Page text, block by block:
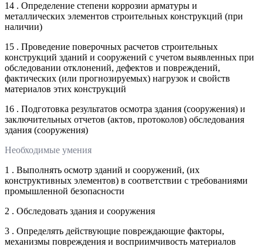
14 . Определение степени коррозии арматуры и
металлических элементов строительных конструкций (при
наличии)
15 . Проведение поверочных расчетов строительных
конструкций зданий и сооружений с учетом выявленных при
обследовании отклонений, дефектов и повреждений,
фактических (или прогнозируемых) нагрузок и свойств
материалов этих конструкций
16 . Подготовка результатов осмотра здания (сооружения) и
заключительных отчетов (актов, протоколов) обследования
здания (сооружения)
Необходимые умения
1 . Выполнять осмотр зданий и сооружений, (их
конструктивных элементов) в соответствии с требованиями
промышленной безопасности
2 . Обследовать здания и сооружения
3 . Определять действующие повреждающие факторы,
механизмы повреждения и восприимчивость материалов